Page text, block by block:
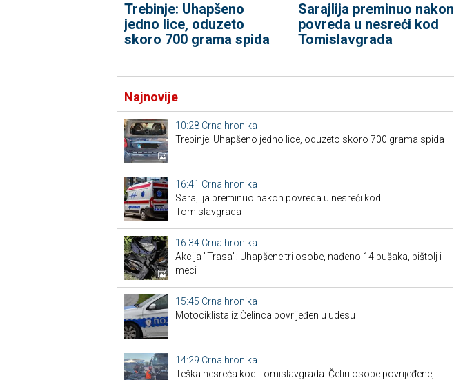
Trebinje: Uhapšeno
jedno lice, oduzeto
skoro 700 grama spida
Sarajlija preminuo nakon
povreda u nesreći kod
Tomislavgrada
Najnovije
10:28 Crna hronika
Trebinje: Uhapšeno jedno lice, oduzeto skoro 700 grama spida
16:41 Crna hronika
Sarajlija preminuo nakon povreda u nesreći kod
Tomislavgrada
16:34 Crna hronika
Akcija "Trasa": Uhapšene tri osobe, nađeno 14 pušaka, pištolj i
meci
15:45 Crna hronika
Motociklista iz Čelinca povrijeđen u udesu
14:29 Crna hronika
Teška nesreća kod Tomislavgrada: Četiri osobe povrijeđene,